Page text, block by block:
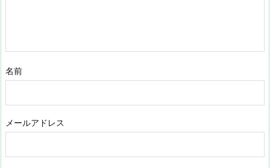
名前
メールアドレス